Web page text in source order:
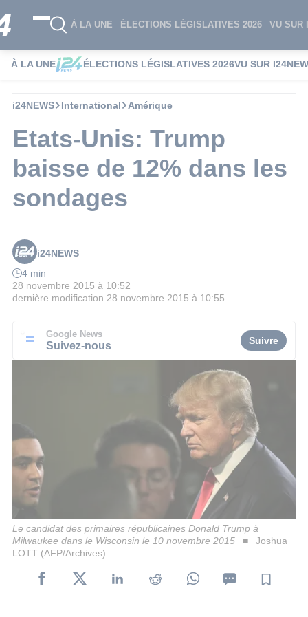
À LA UNE ÉLECTIONS LÉGISLATIVES 2026 VU SUR
À LA UNE ÉLECTIONS LÉGISLATIVES 2026VU SUR
i24NEWS International Amérique
Etats-Unis: Trump
baisse de 12% dans les
sondages
i24NEWS
4 min
28 novembre 2015 à 10:52
dernière modification 28 novembre 2015 à 10:55
Google News
Suivez-nous Suivre
Le candidat des primaires républicaines Donald Trump à
Milwaukee dans le Wisconsin le 10 novembre 2015
Joshua
LOTT (AFP/Archives)